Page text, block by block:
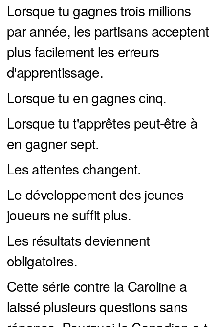
Lorsque tu gagnes trois millions
par année, les partisans acceptent
plus facilement les erreurs
d'apprentissage.
Lorsque tu en gagnes cinq.
Lorsque tu t'apprêtes peut-être à
en gagner sept.
Les attentes changent.
Le développement des jeunes
joueurs ne suffit plus.
Les résultats deviennent
obligatoires.
Cette série contre la Caroline a
laissé plusieurs questions sans